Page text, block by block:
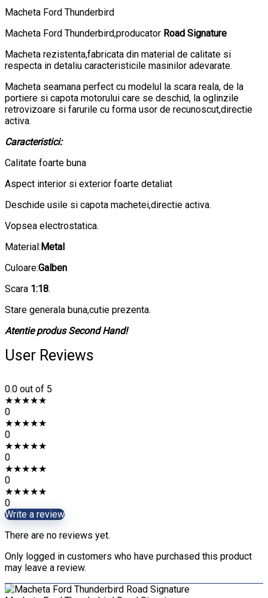
Macheta Ford Thunderbird
Macheta Ford Thunderbird,producator Road Signature
Macheta rezistenta,fabricata din material de calitate si
respecta in detaliu caracteristicile masinilor adevarate.
Macheta seamana perfect cu modelul la scara reala, de la
portiere si capota motorului care se deschid, la oglinzile
retrovizoare si farurile cu forma usor de recunoscut,directie
activa.
Caracteristici:
Calitate foarte buna
Aspect interior si exterior foarte detaliat
Deschide usile si capota machetei,directie activa.
Vopsea electrostatica.
Material:Metal
Culoare:Galben
Scara 1:18.
Stare generala buna,cutie prezenta.
Atentie produs Second Hand!
User Reviews
0.0 out of 5
★★★★★
0
★★★★★
0
★★★★★
0
★★★★★
0
★★★★★
0
Write a review
There are no reviews yet.
Only logged in customers who have purchased this product
may leave a review.